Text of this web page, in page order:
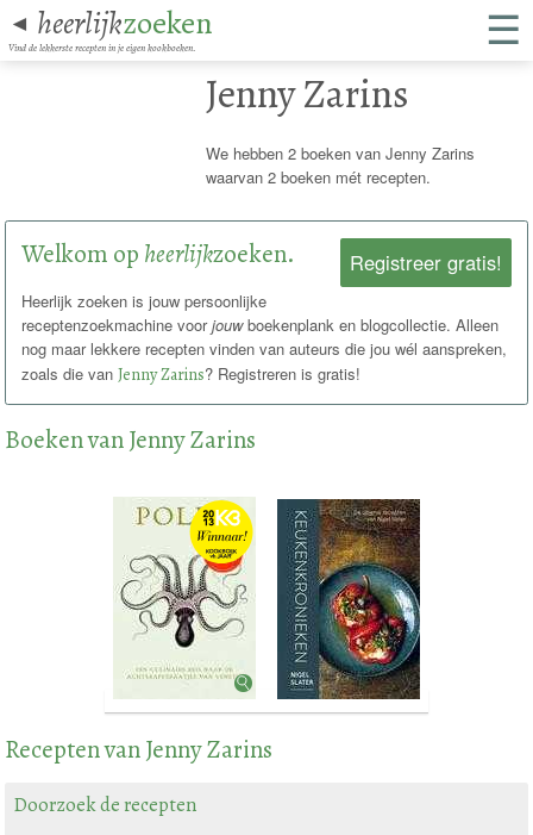
◄ heerlijkzoeken
Vind de lekkerste recepten in je eigen kookboeken. ☰
Jenny Zarins
We hebben 2 boeken van Jenny Zarins
waarvan 2 boeken mét recepten.
Registreer gratis!
Welkom op heerlijkzoeken.
Heerlijk zoeken is jouw persoonlijke
receptenzoekmachine voorjouwboekenplank en blogcollectie. Alleen
nog maar lekkere recepten vinden van auteurs die jou wél aanspreken,
zoals die vanJenny Zarins? Registreren is gratis!
Boeken van Jenny Zarins
Recepten van Jenny Zarins
Doorzoek de recepten